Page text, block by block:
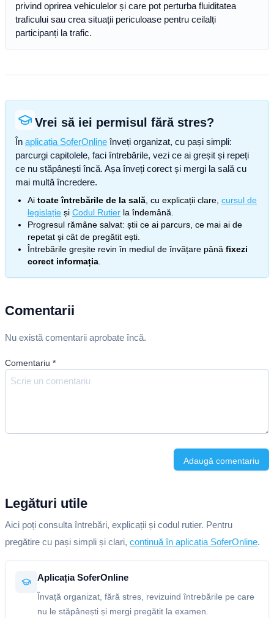
privind oprirea vehiculelor și care pot perturba fluiditatea
traficului sau crea situații periculoase pentru ceilalți
participanți la trafic.
Vrei să iei permisul fără stres?
În aplicația SoferOnline înveți organizat, cu pași simpli:
parcurgi capitolele, faci întrebările, vezi ce ai greșit și repeți
ce nu stăpânești încă. Așa înveți corect și mergi la sală cu
mai multă încredere.
Ai toate întrebările de la sală , cu explicații clare, cursul de
legislație și Codul Rutier la îndemână.
Progresul rămâne salvat: știi ce ai parcurs, ce mai ai de
repetat și cât de pregătit ești.
Întrebările greșite revin în mediul de învățare până fixezi
corect informația
Comentarii
Nu există comentarii aprobate încă.
Comentariu *
Adaugă comentariu
Legături utile
Aici poți consulta întrebări, explicații și codul rutier. Pentru
pregătire cu pași simpli și clari, continuă în aplicația SoferOnline.
Aplicația SoferOnline
Învață organizat, fără stres, revizuind întrebările pe care
nu le stăpânești și mergi pregătit la examen.